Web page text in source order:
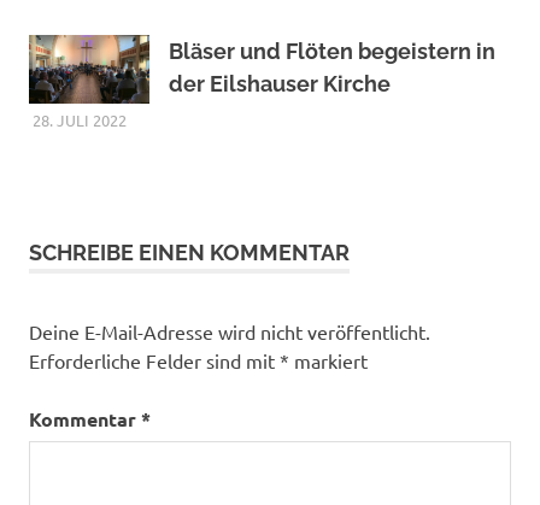
Bläser und Flöten begeistern in
der Eilshauser Kirche
28. JULI 2022
SCHREIBE EINEN KOMMENTAR
Deine E-Mail-Adresse wird nicht veröffentlicht.
Erforderliche Felder sind mit * markiert
Kommentar*